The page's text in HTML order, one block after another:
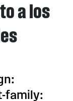
a los
family: